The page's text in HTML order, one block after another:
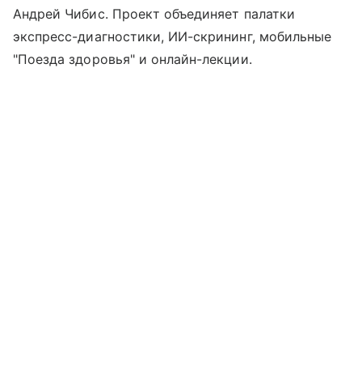
Андрей Чибис. Проект объединяет палатки
экспресс-диагностики, ИИ-скрининг, мобильные
"Поезда здоровья" и онлайн-лекции.